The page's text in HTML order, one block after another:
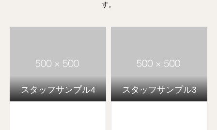
す。
スタッフサンプル4 スタッフサンプル3